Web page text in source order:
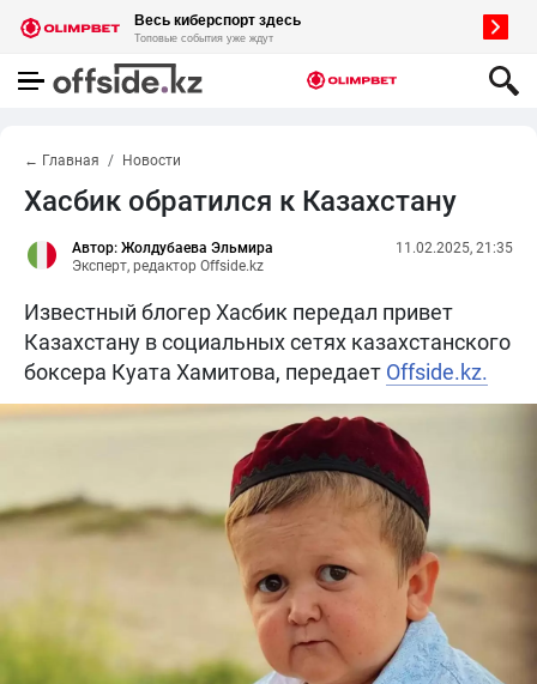
← Главная Новости
Хасбик обратился к Казахстану
Автор: Жолдубаева Эльмира
Эксперт, редактор Offside.kz
11.02.2025, 21:35
Известный блогер Хасбик передал привет
Казахстану в социальных сетях казахстанского
боксера Куата Хамитова, передает Offside.kz.